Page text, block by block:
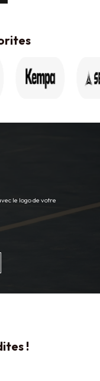
le logo de votre
!